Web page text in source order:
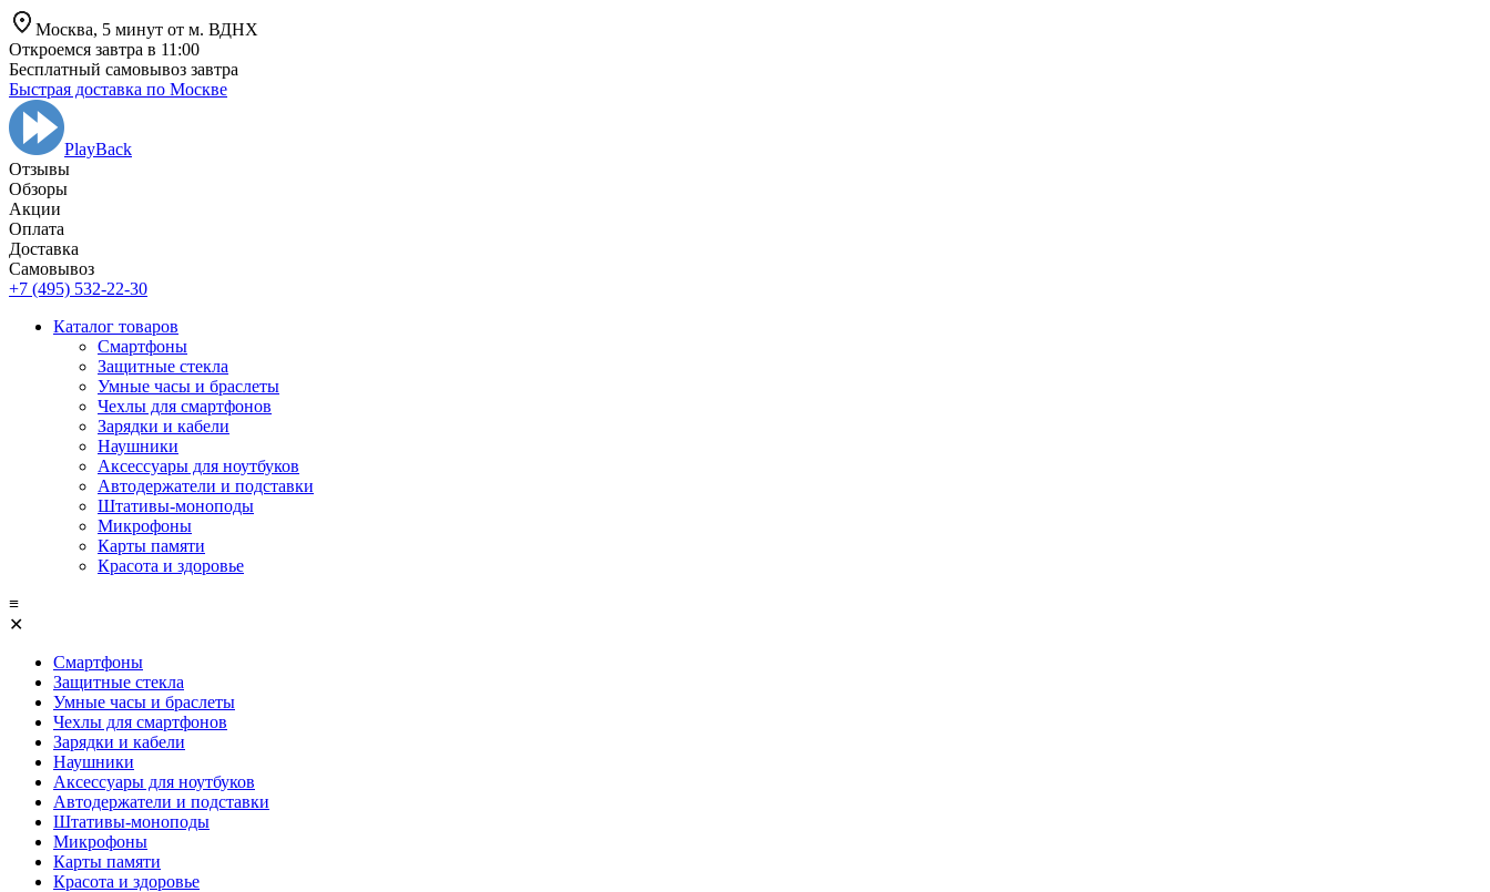
Москва, 5 минут от м. ВДНХ
Откроемся завтра в 11:00
Бесплатный самовывоз завтра
Быстрая доставка по Москве
PlayBack
Отзывы
Обзоры
Aкции
Оплата
Доставка
Самовывоз
+7 (495) 532-22-30
Каталог товаров
Смартфоны
Защитные стекла
Умные часы и браслеты
Чехлы для смартфонов
Зарядки и кабели
Наушники
Аксессуары для ноутбуков
Автодержатели и подставки
Штативы-моноподы
Микрофоны
Карты памяти
Красота и здоровье
≡
✕
Смартфоны
Защитные стекла
Умные часы и браслеты
Чехлы для смартфонов
Зарядки и кабели
Наушники
Аксессуары для ноутбуков
Автодержатели и подставки
Штативы-моноподы
Микрофоны
Карты памяти
Красота и здоровье